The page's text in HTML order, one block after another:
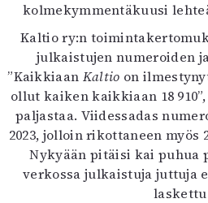
kolmekymmentäkuusi
Kaltio ry:n
julkaistujen numeroiden
”Kaikkiaan Kaltio on
ollut kaiken kaikkiaan 18
paljastaa. Viidessadas
2023, jolloin rikottaneen myös
Nykyään pitäisi kai puhua
verkossa julkaistuja juttuja